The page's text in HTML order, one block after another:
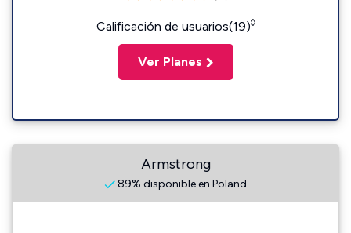
Calificación de usuarios(19)◊
Ver Planes
Armstrong
89% disponible en Poland